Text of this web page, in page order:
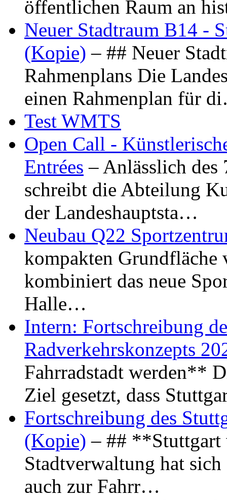
öffentlichen Raum an
Neuer Stadtraum B14 -
(Kopie) – ## Neuer
Rahmenplans Die
einen Rahmenplan für
Test WMTS
Open Call -
Entrées – Anlässlich
schreibt die Abteilung
der Landeshauptsta…
Neubau Q22
kompakten Grundfläche
kombiniert das neue
Halle…
Intern: Fortschreibung
Radverkehrskonzepts
Fahrradstadt werden**
Ziel gesetzt, dass
Fortschreibung des
(Kopie) – ## **Stuttgart
Stadtverwaltung hat
auch zur Fahrr…